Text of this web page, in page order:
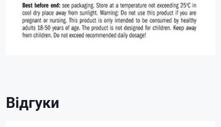
Відгуки